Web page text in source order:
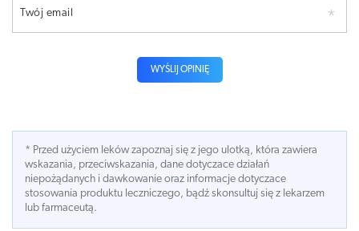
Twój email
WYŚLIJ OPINIĘ
* Przed użyciem leków zapoznaj się z jego ulotką, która zawiera
wskazania, przeciwskazania, dane dotyczace działań
niepożądanych i dawkowanie oraz informacje dotyczace
stosowania produktu leczniczego, bądź skonsultuj się z lekarzem
lub farmaceutą.